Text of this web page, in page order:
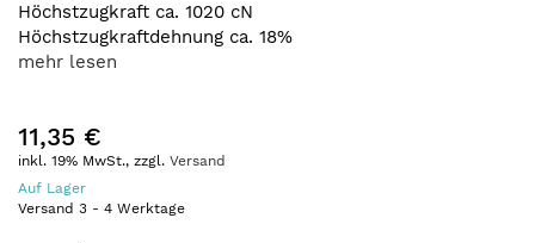
Höchstzugkraft ca. 1020 cN
Höchstzugkraftdehnung ca. 18%
mehr lesen
11,35 €
inkl. 19% MwSt., zzgl. Versand
Auf Lager
Versand 3 - 4 Werktage